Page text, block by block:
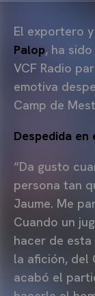
El exportero
Palop, ha
VCF Radio
emotiva
Camp de
Despedida
“Da gusto
persona tan
Jaume. Me
Cuando un
hacer de
la afición, del
acabó el